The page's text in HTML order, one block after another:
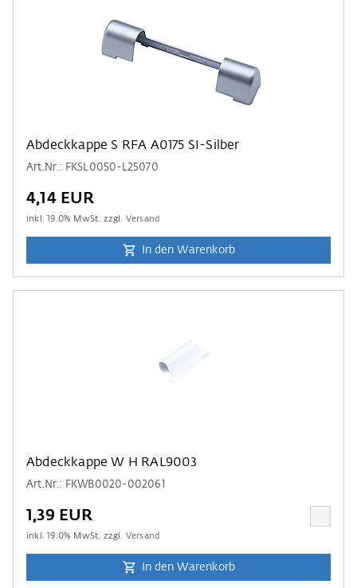
Abdeckkappe S RFA A0175 SI-Silber
Art.Nr.: FKSL0050-L25070
4,14 EUR
inkl.19.0% MwSt. zzgl. Versand
In den Warenkorb
Abdeckkappe W H RAL9003
Art.Nr.: FKWB0020-002061
1,39 EUR
inkl.19.0% MwSt. zzgl. Versand
In den Warenkorb